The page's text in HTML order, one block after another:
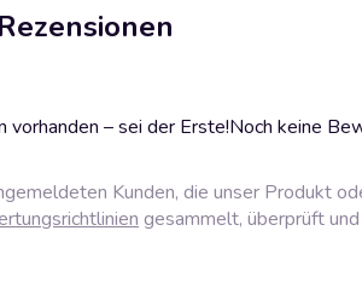
vorhanden – sei der Erste!Noch keine
Kunden, die unser Produkt
gesammelt, überprüft